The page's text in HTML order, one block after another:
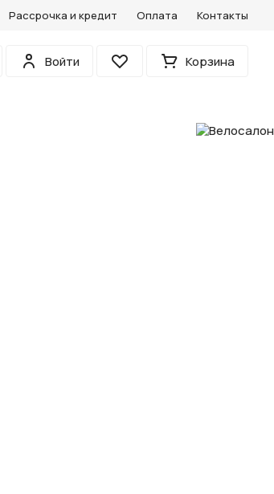
Рассрочка и кредит Оплата Контакты
Войти
Избранное Корзина